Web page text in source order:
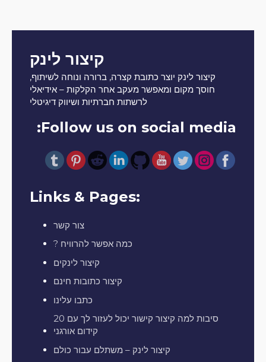
קיצור לינק
קיצור לינק יוצר כתובת קצרה, ברורה ונוחה לשיתוף,
חוסך מקום ומאפשר מעקב אחר הקלקות – אידיאלי
לרשתות חברתיות ושיווק דיגיטלי
Follow us on social media:
Links & Pages:
צור קשר
? כמה אפשר להרוויח
קיצור לינקים
קיצור כתובות חינם
כתבו עלינו
20 סיבות למה קיצור קישור יכול לעזור לך עם
קידום אורגני
קיצור לינק – משתלם עבור כולם